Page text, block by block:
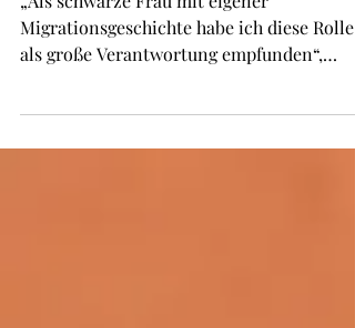
„Als schwarze Frau mit eigener